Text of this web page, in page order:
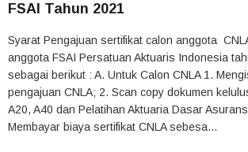
FSAI Tahun 2021
Syarat Pengajuan sertifikat calon anggota
anggota FSAI Persatuan Aktuaris Indonesia
sebagai berikut : A. Untuk Calon CNLA 1.
pengajuan CNLA; 2. Scan copy dokumen
A20, A40 dan Pelatihan Aktuaria Dasar
Membayar biaya sertifikat CNLA sebesa...